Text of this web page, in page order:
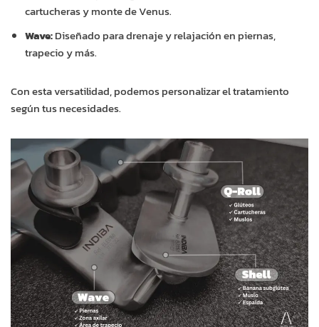
cartucheras y monte de Venus.
Wave:Diseñado para drenaje y relajación en piernas,
trapecio y más.
Con esta versatilidad, podemos personalizar el tratamiento
según tus necesidades.